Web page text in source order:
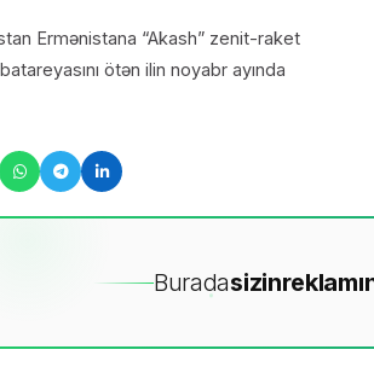
Ermənistana “Akash” zenit-raket
ötən ilin noyabr ayında
Buradasizin